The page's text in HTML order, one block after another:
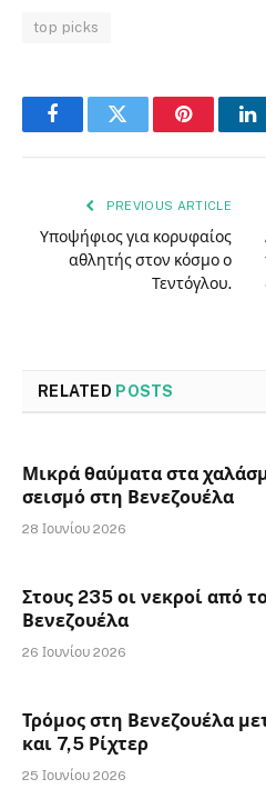
top picks
FacebookTwitter Pinterest
PREVIOUS ARTICLE
Υποψήφιος για κορυφαίος
αθλητής στον κόσμο ο
Τεντόγλου.
RELATED POSTS
Μικρά θαύματα στα
σεισμό στη Βενεζουέλα
28 Ιουνίου 2026
Στους 235 οι νεκροί από
Βενεζουέλα
26 Ιουνίου 2026
Τρόμος στη Βενεζουέλα
και 7,5 Ρίχτερ
25 Ιουνίου 2026